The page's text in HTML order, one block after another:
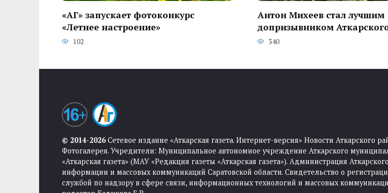
«АГ» запускает фотоконкурс
«Летнее настроение»
102
Антон Михеев стал лучшим
допризывником
340
© 2014-2026Сетевое издание «Аткарская газета. Интернет-версия» Новости Аткарского
Фотогалерея. Учредители: Муниципальное автономное учреждение Аткарского
«Аткарская газета» (МАУ «Редакция газеты «Аткарская газета»). Администрация
информации и массовых коммуникаций Саратовской области. Свидетельство о
службой по надзору в сфере связи, информационных технологий и массовых